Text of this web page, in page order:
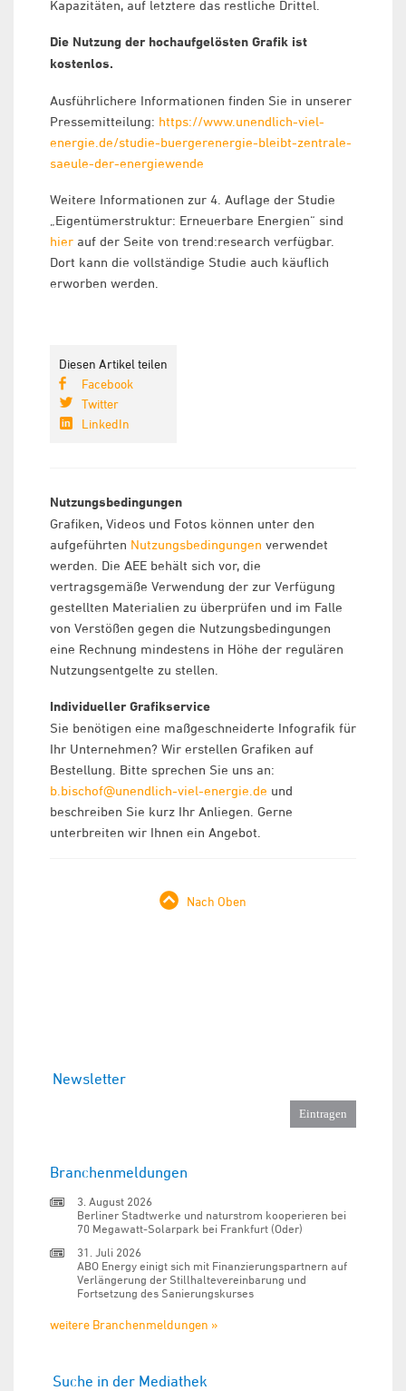
Kapazitäten, auf letztere das restliche Drittel.
Die Nutzung der hochaufgelösten Grafik ist
kostenlos.
Ausführlichere Informationen finden Sie in unserer
Pressemitteilung: https://www.unendlich-viel-
energie.de/studie-buergerenergie-bleibt-zentrale-
saeule-der-energiewende
Weitere Informationen zur 4. Auflage der Studie
„Eigentümerstruktur: Erneuerbare Energien“ sind
hier auf der Seite von trend:research verfügbar.
Dort kann die vollständige Studie auch käuflich
erworben werden.
Diesen Artikel teilen
Facebook
Twitter
LinkedIn
Nutzungsbedingungen
Grafiken, Videos und Fotos können unter den
aufgeführten Nutzungsbedingungen verwendet
werden. Die AEE behält sich vor, die
vertragsgemäße Verwendung der zur Verfügung
gestellten Materialien zu überprüfen und im Falle
von Verstößen gegen die Nutzungsbedingungen
eine Rechnung mindestens in Höhe der regulären
Nutzungsentgelte zu stellen.
Individueller Grafikservice
Sie benötigen eine maßgeschneiderte Infografik für
Ihr Unternehmen? Wir erstellen Grafiken auf
Bestellung. Bitte sprechen Sie uns an:
b.bischof@unendlich-viel-energie.de und
beschreiben Sie kurz Ihr Anliegen. Gerne
unterbreiten wir Ihnen ein Angebot.
Nach Oben
Newsletter
Branchenmeldungen
3. August 2026
Berliner Stadtwerke und naturstrom kooperieren bei
70 Megawatt-Solarpark bei Frankfurt (Oder)
31. Juli 2026
ABO Energy einigt sich mit Finanzierungspartnern auf
Verlängerung der Stillhaltevereinbarung und
Fortsetzung des Sanierungskurses
weitere Branchenmeldungen »
Suche in der Mediathek